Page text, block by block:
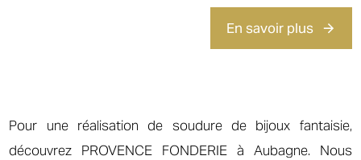
En savoir plus
Pour une réalisation de soudure de bijoux fantaisie,
découvrez PROVENCE FONDERIE à Aubagne. Nous